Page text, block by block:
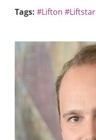
Tags: #Lifton #Liftstar